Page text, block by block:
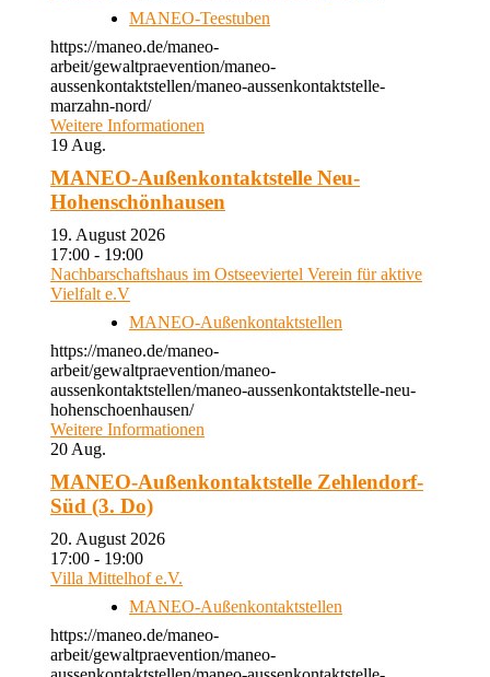
MANEO-Teestuben
https://maneo.de/maneo-
arbeit/gewaltpraevention/maneo-
aussenkontaktstellen/maneo-aussenkontaktstelle-
marzahn-nord/
Weitere Informationen
19 Aug.
MANEO-Außenkontaktstelle Neu-
Hohenschönhausen
19. August 2026
17:00 - 19:00
Nachbarschaftshaus im Ostseeviertel Verein für aktive
Vielfalt e.V
MANEO-Außenkontaktstellen
https://maneo.de/maneo-
arbeit/gewaltpraevention/maneo-
aussenkontaktstellen/maneo-aussenkontaktstelle-neu-
hohenschoenhausen/
Weitere Informationen
20 Aug.
MANEO-Außenkontaktstelle Zehlendorf-
Süd (3. Do)
20. August 2026
17:00 - 19:00
Villa Mittelhof e.V.
MANEO-Außenkontaktstellen
https://maneo.de/maneo-
arbeit/gewaltpraevention/maneo-